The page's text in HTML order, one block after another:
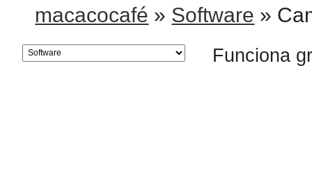
macacocafé » Software »
Funciona